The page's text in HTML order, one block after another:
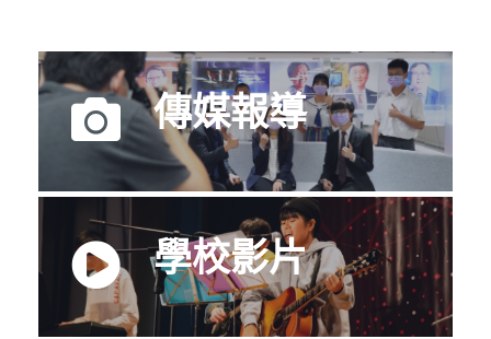
傳媒報導
傳媒報導回顧。
學校影片
精選校園生活影片分享。